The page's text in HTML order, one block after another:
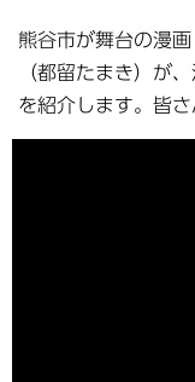
熊谷市が舞台の漫
（都留たまき）が
を紹介します。皆さ